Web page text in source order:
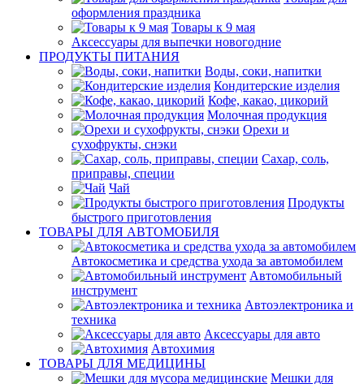
оформления праздника
Товары к 9 мая
Аксессуары для выпечки новогодние
ПРОДУКТЫ ПИТАНИЯ
Воды, соки, напитки
Кондитерские изделия
Кофе, какао, цикорий
Молочная продукция
Орехи и
сухофрукты, снэки
Сахар, соль,
приправы, специи
Чай
Продукты
быстрого приготовления
ТОВАРЫ ДЛЯ АВТОМОБИЛЯ
Автокосметика и средства ухода за автомобилем
Автомобильный
инструмент
Автоэлектроника и
техника
Аксессуары для авто
Автохимия
ТОВАРЫ ДЛЯ МЕДИЦИНЫ
Мешки для